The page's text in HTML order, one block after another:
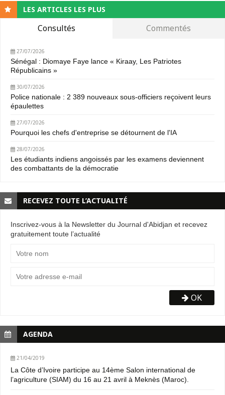
LES ARTICLES LES PLUS
Consultés Commentés
27/07/2026
Sénégal : Diomaye Faye lance « Kiraay, Les Patriotes
Républicains »
30/07/2026
Police nationale : 2 389 nouveaux sous-officiers reçoivent leurs
épaulettes
27/07/2026
Pourquoi les chefs d'entreprise se détournent de l'IA
28/07/2026
Les étudiants indiens angoissés par les examens deviennent
des combattants de la démocratie
RECEVEZ TOUTE L’ACTUALITÉ
Inscrivez-vous à la Newsletter du Journal d'Abidjan et recevez
gratuitement toute l’actualité
OK
AGENDA
21/04/2019
La Côte d’Ivoire participe au 14ème Salon international de
l’agriculture (SIAM) du 16 au 21 avril à Meknès (Maroc).